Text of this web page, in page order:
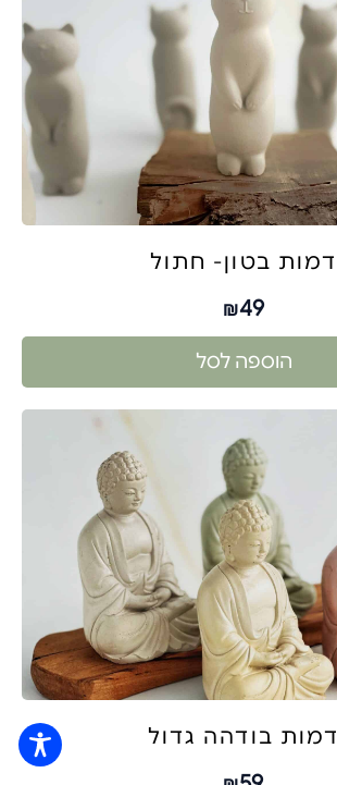
דמות בטון- חתול
₪49
הוספה לסל
דמות בודהה גדול